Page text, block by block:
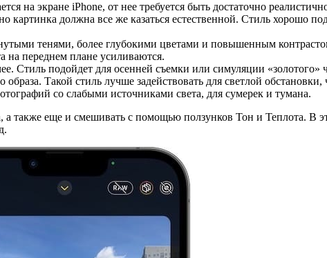
на экране iPhone, от нее требуется быть достаточно
картинка должна все же казаться естественной. Стиль хорошо
тенями, более глубокими цветами и повышенным
на переднем плане усиливаются.
Стиль подойдет для осенней съемки или симуляции «золотого»
образа. Такой стиль лучше задействовать для светлой
со слабыми источниками света, для сумерек и тумана.
еще и смешивать с помощью ползунков Тон и Теплота. В